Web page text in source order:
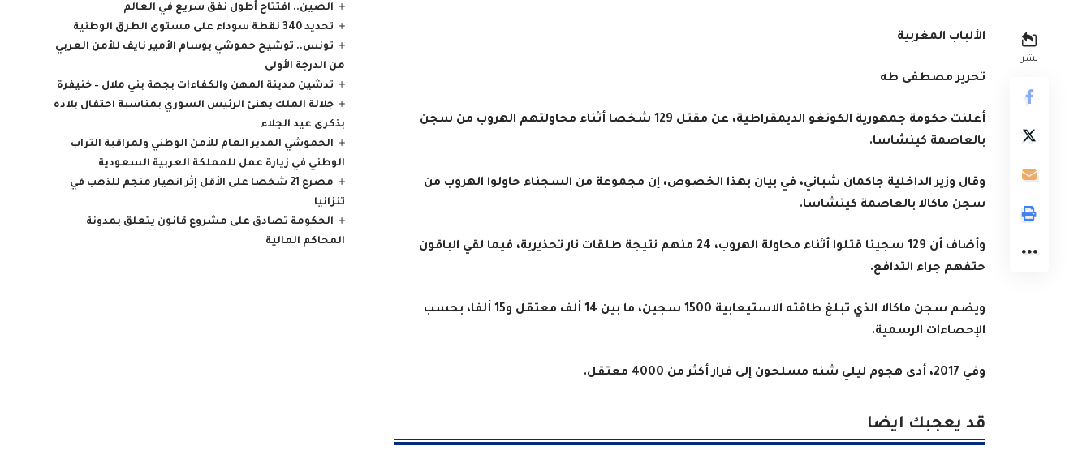
نشر
الألباب المغربية
تحرير مصطفى طه
أعلنت حكومة جمهورية الكونغو الديمقراطية، عن مقتل 129 شخصا أثناء محاولتهم الهروب من سجن
بالعاصمة كينشاسا.
وقال وزير الداخلية جاكمان شباني، في بيان بهذا الخصوص، إن مجموعة من السجناء حاولوا الهروب من
سجن ماكالا بالعاصمة كينشاسا.
وأضاف أن 129 سجينا قتلوا أثناء محاولة الهروب، 24 منهم نتيجة طلقات نار تحذيرية، فيما لقي الباقون
حتفهم جراء التدافع.
ويضم سجن ماكالا الذي تبلغ طاقته الاستيعابية 1500 سجين، ما بين 14 ألف معتقل و15 ألفا، بحسب
الإحصاءات الرسمية.
وفي 2017، أدى هجوم ليلي شنه مسلحون إلى فرار أكثر من 4000 معتقل.
قد يعجبك ايضا
الصين.. افتتاح أطول نفق سريع في العالم
تحديد 340 نقطة سوداء على مستوى الطرق الوطنية
تونس.. توشيح حموشي بوسام الأمير نايف للأمن العربي
من الدرجة الأولى
تدشين مدينة المهن والكفاءات بجهة بني ملال – خنيفرة
جلالة الملك يهنئ الرئيس السوري بمناسبة احتفال بلاده
بذكرى عيد الجلاء
الحموشي المدير العام للأمن الوطني ولمراقبة التراب
الوطني في زيارة عمل للمملكة العربية السعودية
مصرع 21 شخصا على الأقل إثر انهيار منجم للذهب في
تنزانيا
الحكومة تصادق على مشروع قانون يتعلق بمدونة
المحاكم المالية